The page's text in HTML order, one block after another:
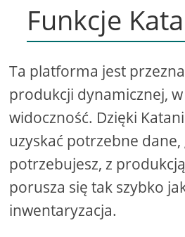
Funkcje
Ta platforma jest
produkcji dynamicznej,
widoczność. Dzięki
uzyskać potrzebne dane,
potrzebujesz, z
porusza się tak szybko
inwentaryzacja.